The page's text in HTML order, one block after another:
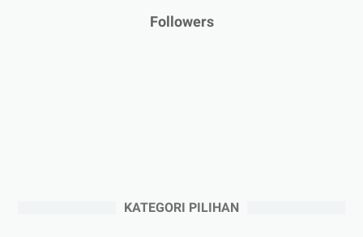
Followers
KATEGORI PILIHAN